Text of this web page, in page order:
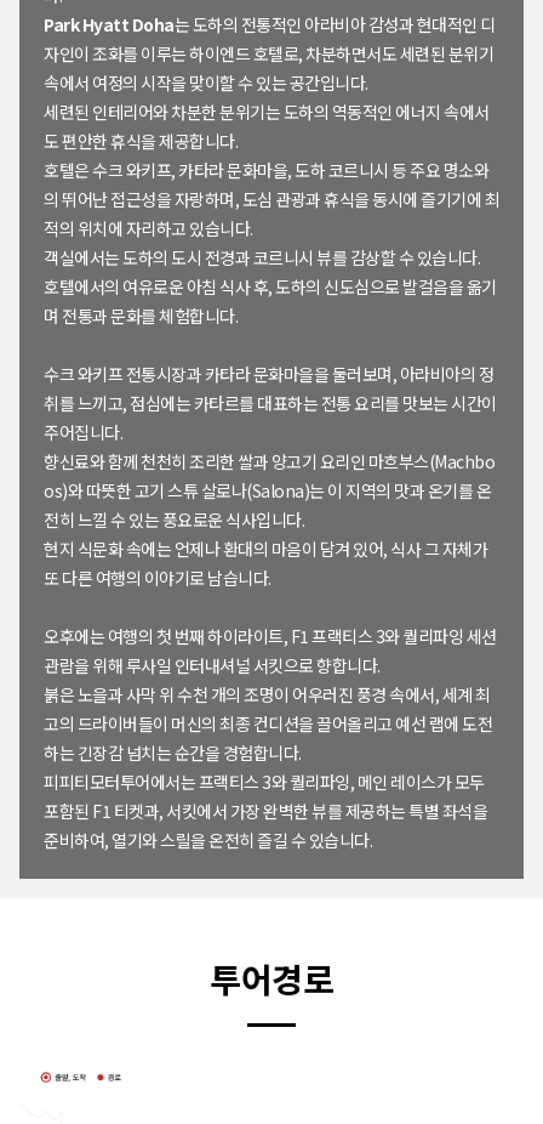
Park Hyatt Doha는 도하의 전통적인 아라비아 감성과 현대적인 디
자인이 조화를 이루는 하이엔드 호텔로, 차분하면서도 세련된 분위기
속에서 여정의 시작을 맞이할 수 있는 공간입니다.
세련된 인테리어와 차분한 분위기는 도하의 역동적인 에너지 속에서
도 편안한 휴식을 제공합니다.
호텔은 수크 와키프, 카타라 문화마을, 도하 코르니시 등 주요 명소와
의 뛰어난 접근성을 자랑하며, 도심 관광과 휴식을 동시에 즐기기에 최
적의 위치에 자리하고 있습니다.
객실에서는 도하의 도시 전경과 코르니시 뷰를 감상할 수 있습니다.
호텔에서의 여유로운 아침 식사 후, 도하의 신도심으로 발걸음을 옮기
며 전통과 문화를 체험합니다.
수크 와키프 전통시장과 카타라 문화마을을 둘러보며, 아라비아의 정
취를 느끼고, 점심에는 카타르를 대표하는 전통 요리를 맛보는 시간이
주어집니다.
향신료와 함께 천천히 조리한 쌀과 양고기 요리인 마흐부스(Machbo
os)와 따뜻한 고기 스튜 살로나(Salona)는 이 지역의 맛과 온기를 온
전히 느낄 수 있는 풍요로운 식사입니다.
현지 식문화 속에는 언제나 환대의 마음이 담겨 있어, 식사 그 자체가
또 다른 여행의 이야기로 남습니다.
오후에는 여행의 첫 번째 하이라이트, F1 프랙티스 3와 퀄리파잉 세션
관람을 위해 루사일 인터내셔널 서킷으로 향합니다.
붉은 노을과 사막 위 수천 개의 조명이 어우러진 풍경 속에서, 세계 최
고의 드라이버들이 머신의 최종 컨디션을 끌어올리고 예선 랩에 도전
하는 긴장감 넘치는 순간을 경험합니다.
피피티모터투어에서는 프랙티스 3와 퀄리파잉, 메인 레이스가 모두
포함된 F1 티켓과, 서킷에서 가장 완벽한 뷰를 제공하는 특별 좌석을
준비하여, 열기와 스릴을 온전히 즐길 수 있습니다.
투어경로